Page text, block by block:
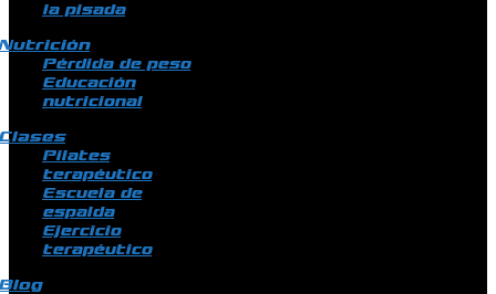
la pisada
Pérdida de peso
Educación
nutricional
Pilates
terapéutico
Escuela de
espalda
Ejercicio
terapéutico